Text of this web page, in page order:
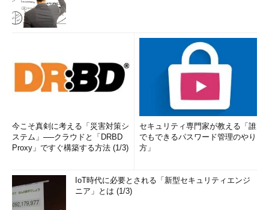
画面7
目次に戻る
西村 めぐみ（にしむら めぐみ）
PC-9801N／PC-386MからのDOSユーザー。1992年より生産管
当。のち退社し、専業ライターとして活動を開始。著書に『図
解でわかるLinux』『らぶらぶLinuxシリーズ』『はじめてでも
わかるSQLとデータ設計』『シェルの基本テクニック』など。
今こそ真剣に考える「災害対策シ
ステム」──クラウドと「DRBD
Proxy」ですぐ構築する方法 (1/3)
セキュリティ専門家が教える「誰
でもできるパスワード管理のやり
方」
IoT時代に必要とされる「新型セキュリティエンジ
ニア」とは (1/3)